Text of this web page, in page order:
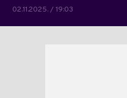
02.11.2025. / 19:03